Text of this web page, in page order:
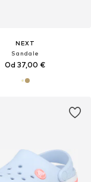
NEXT
Sandale
Od 37,00 €